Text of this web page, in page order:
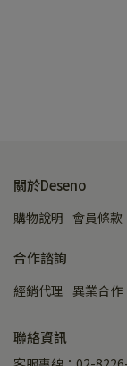
關於Deseno
購物說明 會員條款
合作諮詢
經銷代理 異業合作
聯絡資訊